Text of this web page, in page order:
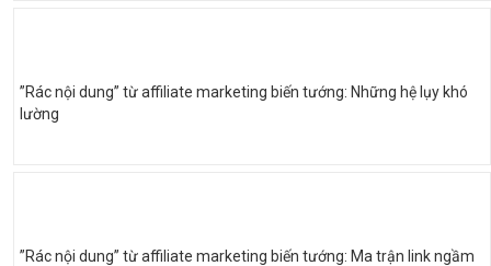
”Rác nội dung” từ affiliate marketing biến tướng: Những hệ lụy khó
lường
”Rác nội dung” từ affiliate marketing biến tướng: Ma trận link ngầm